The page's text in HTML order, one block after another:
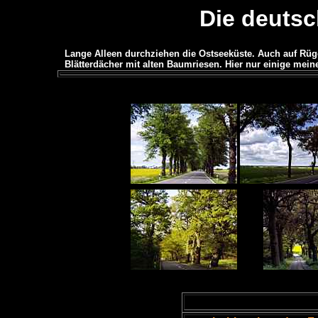
Die
Lange Alleen durchziehen die Ostseeküste. Auch auf
Blätterdächer mit alten Baumriesen. Hier nur einige